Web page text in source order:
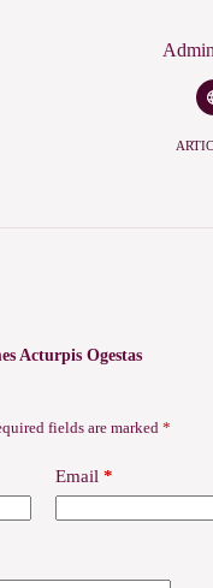
Acturpis Ogestas
fields are marked *
Email *